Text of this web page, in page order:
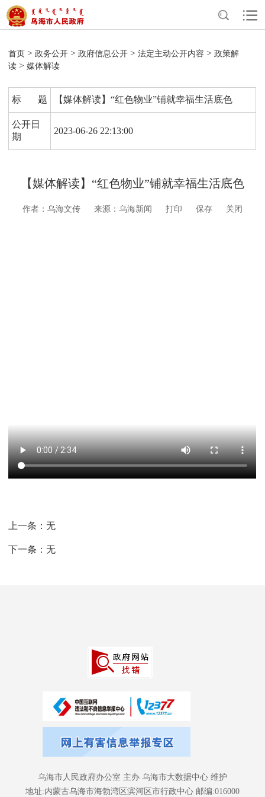
首页 >政务公开 >政府信息公开 >法定主动公开内容 >政策解
读 >媒体解读
标 题 【媒体解读】“红色物业”铺就幸福生活底色
公开日
期
2023-06-26 22:13:00
【媒体解读】“红色物业”铺就幸福生活底色
作者：乌海文传 来源：乌海新闻 打印 保存 关闭
上一条：无
下一条：无
乌海市人民政府办公室 主办 乌海市大数据中心 维护
地址:内蒙古乌海市海勃湾区滨河区市行政中心 邮编:016000